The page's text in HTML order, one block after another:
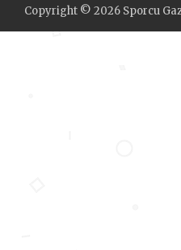
Copyright © 2026 Sporcu